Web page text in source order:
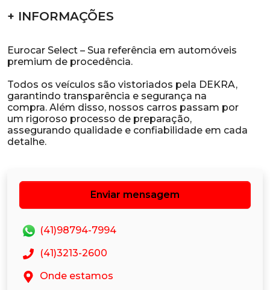
+ INFORMAÇÕES
Eurocar Select – Sua referência em automóveis
premium de procedência.
Todos os veículos são vistoriados pela DEKRA,
garantindo transparência e segurança na
compra. Além disso, nossos carros passam por
um rigoroso processo de preparação,
assegurando qualidade e confiabilidade em cada
Enviar mensagem
(41)98794-7994
(41)3213-2600
Onde estamos